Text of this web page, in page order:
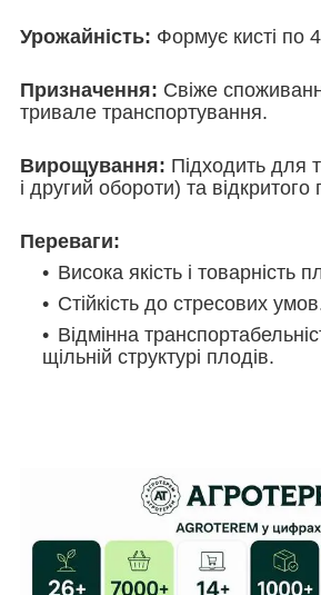
Урожайність: Формує кисті по
Призначення: Свіже
тривале транспортування.
Вирощування: Підходить для
і другий обороти) та відкритого
Переваги:
Висока якість і товарність
Стійкість до стресових
Відмінна
щільній структурі плодів.